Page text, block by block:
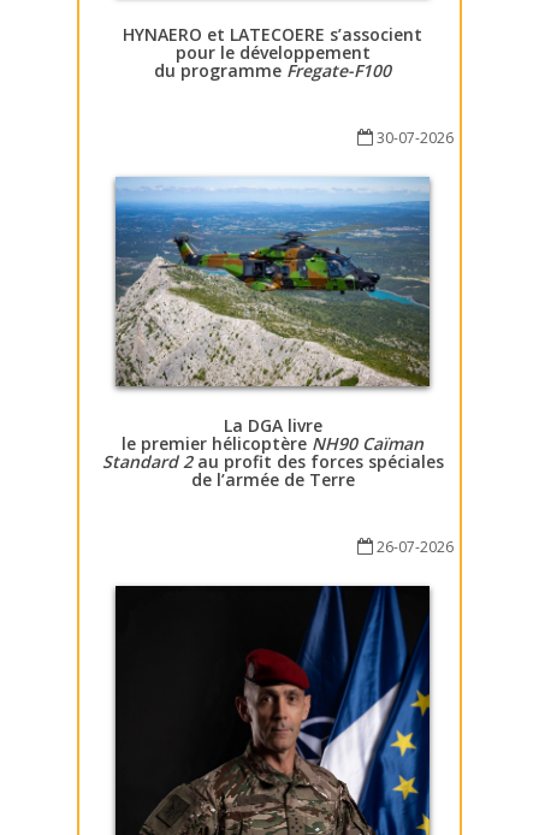
HYNAERO et LATECOERE s’associent
pour le développement
du programme Fregate-F100
30-07-2026
La DGA livre
le premier hélicoptère NH90 Caïman
Standard 2au profit des forces spéciales
de l’armée de Terre
26-07-2026